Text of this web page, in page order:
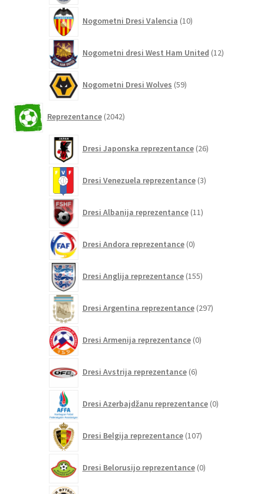
Nogometni Dresi Valencia 10izdelkov
Nogometni dresi West Ham United 12izdelkov
Nogometni Dresi Wolves 59izdelkov
Reprezentance 2042izdelkov
Dresi Japonska reprezentance 26izdelkov
Dresi Venezuela reprezentance 3izdelki
Dresi Albanija reprezentance 11izdelkov
Dresi Andora reprezentance 0izdelkov
Dresi Anglija reprezentance 155izdelkov
Dresi Argentina reprezentance 297izdelkov
Dresi Armenija reprezentance 0izdelkov
Dresi Avstrija reprezentance 6izdelkov
Dresi Azerbajdžanu reprezentance 0izdelkov
Dresi Belgija reprezentance 107izdelkov
Dresi Belorusijo reprezentance 0izdelkov